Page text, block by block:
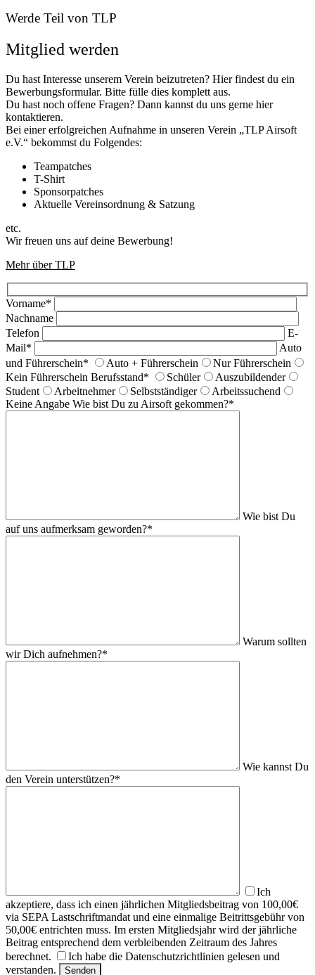
Werde Teil von TLP
Mitglied werden
Du hast Interesse unserem Verein beizutreten? Hier findest du ein
Bewerbungsformular. Bitte fülle dies komplett aus.
​Du hast noch offene Fragen? Dann kannst du uns gerne hier
kontaktieren.
​Bei einer erfolgreichen Aufnahme in unseren Verein „TLP Airsoft
e.V.“ bekommst du Folgendes:
Teampatches
T-Shirt
Sponsorpatches
Aktuelle Vereinsordnung & Satzung
etc.
Wir freuen uns auf deine Bewerbung!
Mehr über TLP
Vorname*
Nachname
Telefon
E-
Mail*
Auto
und Führerschein*
Auto + Führerschein
Nur Führerschein
Kein Führerschein Berufsstand* Schüler
Auszubildender
Student
Arbeitnehmer Selbstständiger
Arbeitssuchend
Keine Angabe Wie bist Du zu Airsoft gekommen?*
Wie bist Du
auf uns aufmerksam geworden?*
Warum sollten
wir Dich aufnehmen?*
Wie kannst Du
den Verein unterstützen?*
Ich
akzeptiere, dass ich einen jährlichen Mitgliedsbeitrag von 100,00€
via SEPA Lastschriftmandat und eine einmalige Beitrittsgebühr von
50,00€ entrichten muss. Im ersten Mitgliedsjahr wird der jährliche
Beitrag entsprechend dem verbleibenden Zeitraum des Jahres
berechnet.
Ich habe die Datenschutzrichtlinien gelesen und
verstanden.